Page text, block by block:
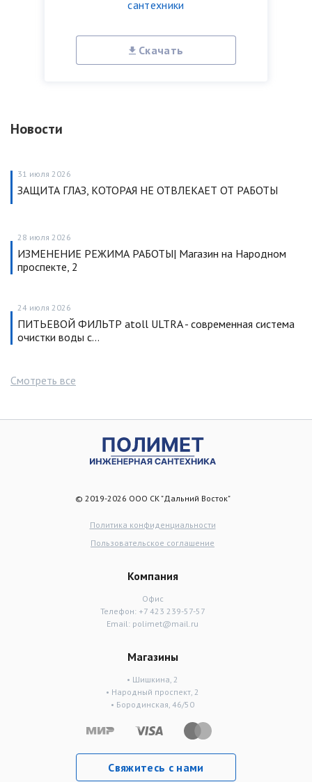
сантехники
Скачать
Новости
31 июля 2026
ЗАЩИТА ГЛАЗ, КОТОРАЯ НЕ ОТВЛЕКАЕТ ОТ РАБОТЫ
28 июля 2026
ИЗМЕНЕНИЕ РЕЖИМА РАБОТЫ| Магазин на Народном
проспекте, 2
24 июля 2026
ПИТЬЕВОЙ ФИЛЬТР atoll ULTRA - современная система
очистки воды с…
Смотреть все
© 2019-2026 ООО СК "Дальний Восток"
Политика конфиденциальности
Пользовательское соглашение
Компания
Офис
Телефон: +7 423 239-57-57
Email: polimet@mail.ru
Магазины
• Шишкина, 2
• Народный проспект, 2
• Бородинская, 46/50
Свяжитесь с нами